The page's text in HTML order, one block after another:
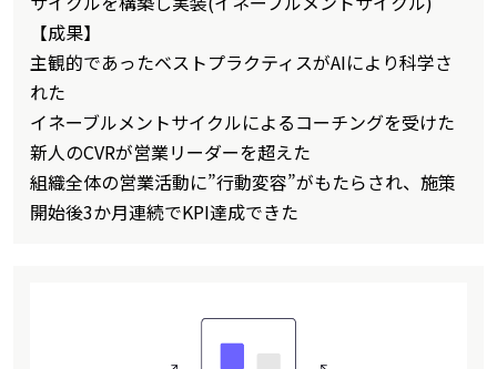
【成果】
主観的であったベストプラクティスがAIにより科学さ
れた
イネーブルメントサイクルによるコーチングを受けた
新人のCVRが営業リーダーを超えた
組織全体の営業活動に”行動変容”がもたらされ、施策
開始後3か月連続でKPI達成できた